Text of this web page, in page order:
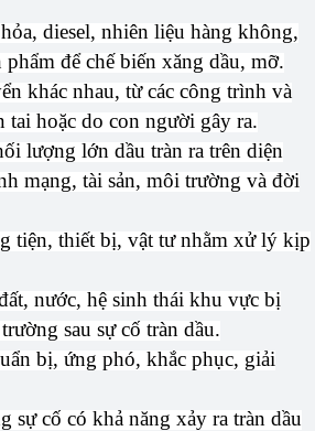
diesel, nhiên liệu hàng không,
để chế biến xăng dầu, mỡ.
khác nhau, từ các công trình và
hoặc do con người gây ra.
lượng lớn dầu tràn ra trên diện
mạng, tài sản, môi trường và đời
tiện, thiết bị, vật tư nhằm xử lý kịp
nước, hệ sinh thái khu vực bị
sau sự cố tràn dầu.
bị, ứng phó, khắc phục, giải
sự cố có khả năng xảy ra tràn dầu